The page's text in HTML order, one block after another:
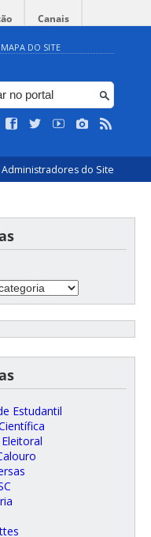
Canais
MAPA DO SITE
Administradores do Site
Estudantil